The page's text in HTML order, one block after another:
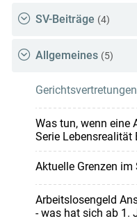
SV-Beiträge (4)
Allgemeines (5)
Was tun, wenn eine
Serie Lebensrealität
Aktuelle Grenzen
Arbeitslosengeld
- was hat sich ab 1.